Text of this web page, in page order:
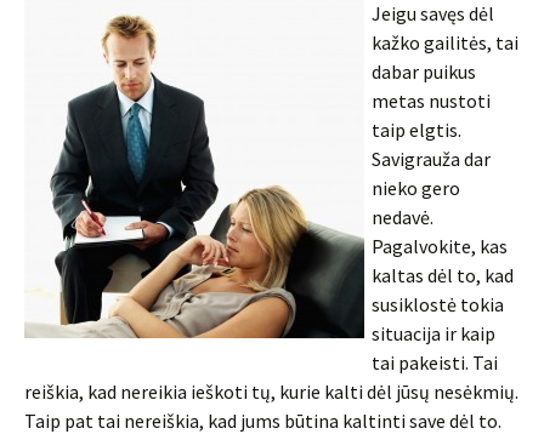
Jeigu savęs dėl
kažko gailitės, tai
dabar puikus
metas nustoti
taip elgtis.
Savigrauža dar
nieko gero
nedavė.
Pagalvokite, kas
kaltas dėl to, kad
susiklostė tokia
situacija ir kaip
tai pakeisti. Tai
reiškia, kad nereikia ieškoti tų, kurie kalti dėl jūsų nesėkmių.
Taip pat tai nereiškia, kad jums būtina kaltinti save dėl to.